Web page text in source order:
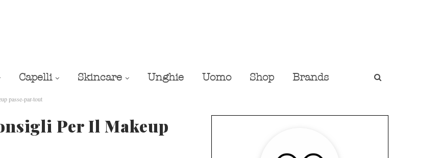
Capelli Skincare Unghie Uomo Shop Brands
passe-par-tout
Per Il Makeup